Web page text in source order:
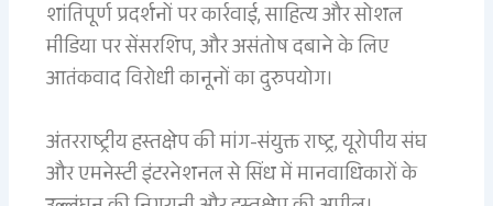
शांतिपूर्ण प्रदर्शनों पर कार्रवाई, साहित्य और सोशल
मीडिया पर सेंसरशिप, और असंतोष दबाने के लिए
आतंकवाद विरोधी कानूनों का दुरुपयोग।
अंतरराष्ट्रीय हस्तक्षेप की मांग-संयुक्त राष्ट्र, यूरोपीय संघ
और एमनेस्टी इंटरनेशनल से सिंध में मानवाधिकारों के